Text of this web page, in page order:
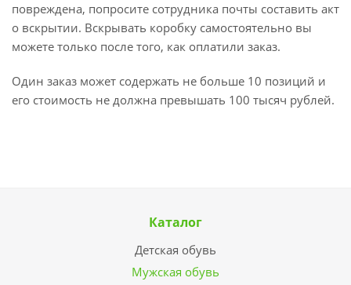
повреждена, попросите сотрудника почты составить акт
о вскрытии. Вскрывать коробку самостоятельно вы
можете только после того, как оплатили заказ.
Один заказ может содержать не больше 10 позиций и
его стоимость не должна превышать 100 тысяч рублей.
Каталог
Детская обувь
Мужская обувь